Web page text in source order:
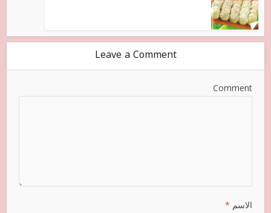
Leave a Comment
Comment
الاسم *